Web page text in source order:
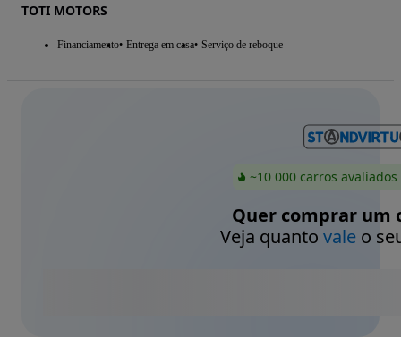
TOTI MOTORS
Financiamento Entrega em casa Serviço de reboque
~10 000 carros
Quer comprar um
Veja quanto valeo